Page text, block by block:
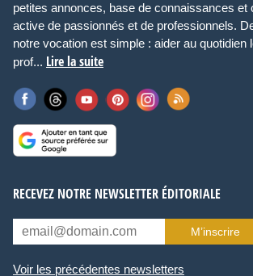
petites annonces, base de connaissances et
active de passionnés et de professionnels.
notre vocation est simple : aider au quotidien
prof... Lire la suite
RECEVEZ NOTRE NEWSLETTER ÉDITORIALE
M’inscrire
Voir les précédentes newsletters